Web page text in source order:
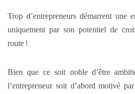
Trop d’entrepreneurs démarrent une
uniquement par son potentiel de
route !
Bien que ce soit noble d’être
l’entrepreneur soit d’abord motivé